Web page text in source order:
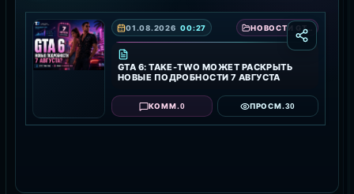
01.08.2026 00:27 НОВОСТИ GTA 6 — ДАТА ВЫХОДА, ТРЕЙЛЕРЫ И ПОДРОБНОСТИ ИГРЫ
GTA 6: TAKE-TWO МОЖЕТ РАСКРЫТЬ
НОВЫЕ ПОДРОБНОСТИ 7 АВГУСТА
КОММ.0 ПРОСМ.30